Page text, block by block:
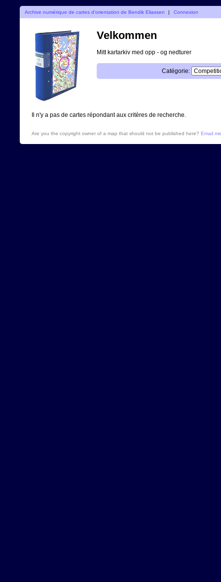
Archive numérique de cartes d'orientation de Bendik Eliassen | Connexion
Velkommen
Mitt kartarkiv med opp - og nedturer
Catégorie:
Il n'y a pas de cartes répondant aux critères de recherche.
Are you the copyright owner of a map that should not be published here? Email me